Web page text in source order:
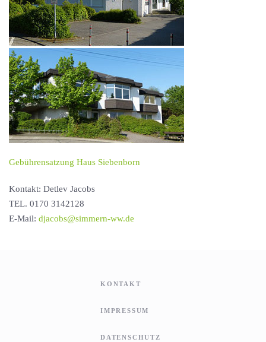
Gebührensatzung Haus Siebenborn
Kontakt: Detlev Jacobs
TEL. 0170 3142128
E-Mail: djacobs@simmern-ww.de
KONTAKT
IMPRESSUM
DATENSCHUTZ